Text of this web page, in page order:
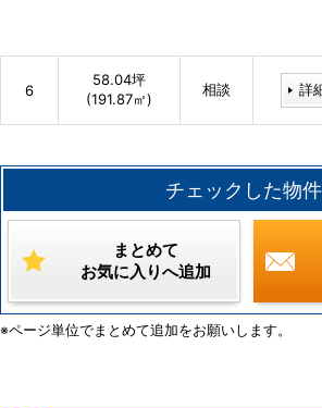
6
58.04坪
(191.87㎡)
相談 詳
チェックした物件
まとめて
お気に入りへ追加
※ページ単位でまとめて追加をお願いします。